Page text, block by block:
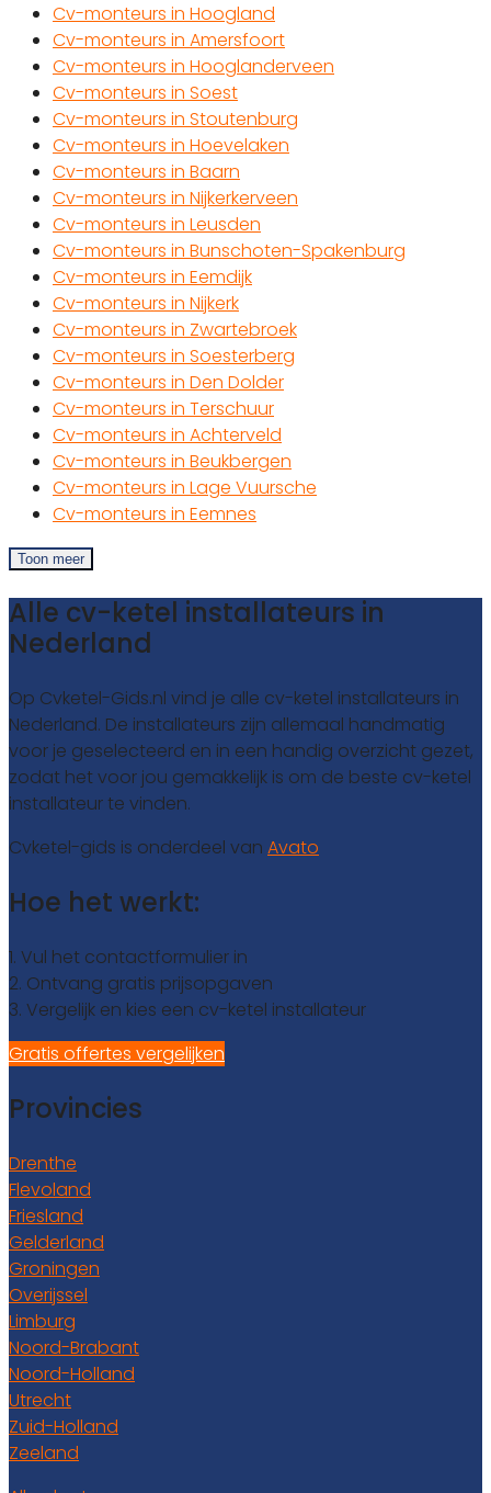
Cv-monteurs in Hoogland
Cv-monteurs in Amersfoort
Cv-monteurs in Hooglanderveen
Cv-monteurs in Soest
Cv-monteurs in Stoutenburg
Cv-monteurs in Hoevelaken
Cv-monteurs in Baarn
Cv-monteurs in Nijkerkerveen
Cv-monteurs in Leusden
Cv-monteurs in Bunschoten-Spakenburg
Cv-monteurs in Eemdijk
Cv-monteurs in Nijkerk
Cv-monteurs in Zwartebroek
Cv-monteurs in Soesterberg
Cv-monteurs in Den Dolder
Cv-monteurs in Terschuur
Cv-monteurs in Achterveld
Cv-monteurs in Beukbergen
Cv-monteurs in Lage Vuursche
Cv-monteurs in Eemnes
Toon meer
Alle cv-ketel installateurs in
Nederland
Op Cvketel-Gids.nl vind je alle cv-ketel installateurs in
Nederland. De installateurs zijn allemaal handmatig
voor je geselecteerd en in een handig overzicht gezet,
zodat het voor jou gemakkelijk is om de beste cv-ketel
installateur te vinden.
Cvketel-gids is onderdeel van Avato
Hoe het werkt:
1. Vul het contactformulier in
2. Ontvang gratis prijsopgaven
3. Vergelijk en kies een cv-ketel installateur
Gratis offertes vergelijken
Provincies
Drenthe
Flevoland
Friesland
Gelderland
Groningen
Overijssel
Limburg
Noord-Brabant
Noord-Holland
Utrecht
Zuid-Holland
Zeeland